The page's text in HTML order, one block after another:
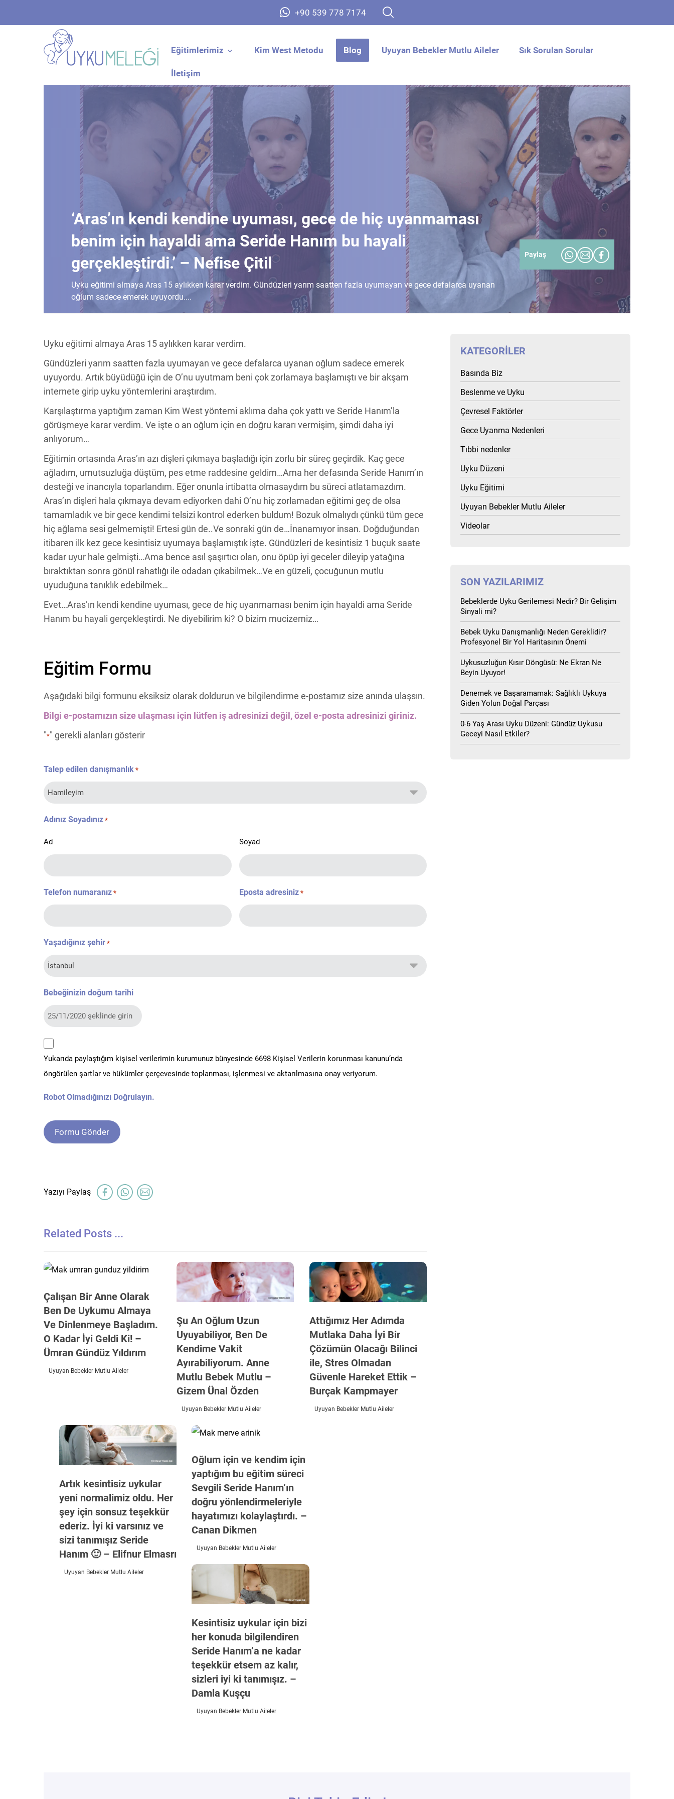
+90 539 778 7174
Eğitimlerimiz Kim West Metodu Blog Uyuyan Bebekler Mutlu Aileler Sık Sorulan Sorular
İletişim
‘Aras’ın kendi kendine uyuması, gece de hiç uyanmaması
benim için hayaldi ama Seride Hanım bu hayali
gerçekleştirdi.’ – Nefise Çitil
Uyku eğitimi almaya Aras 15 aylıkken karar verdim. Gündüzleri yarım saatten fazla uyumayan ve gece defalarca uyanan
oğlum sadece emerek uyuyordu....
Paylaş
Uyku eğitimi almaya Aras 15 aylıkken karar verdim.
Gündüzleri yarım saatten fazla uyumayan ve gece defalarca uyanan oğlum sadece emerek
uyuyordu. Artık büyüdüğü için de O’nu uyutmam beni çok zorlamaya başlamıştı ve bir akşam
internete girip uyku yöntemlerini araştırdım.
Karşılaştırma yaptığım zaman Kim West yöntemi aklıma daha çok yattı ve Seride Hanım’la
görüşmeye karar verdim. Ve işte o an oğlum için en doğru kararı vermişim, şimdi daha iyi
anlıyorum…
Eğitimin ortasında Aras’ın azı dişleri çıkmaya başladığı için zorlu bir süreç geçirdik. Kaç gece
ağladım, umutsuzluğa düştüm, pes etme raddesine geldim…Ama her defasında Seride Hanım’ın
desteği ve inancıyla toparlandım. Eğer onunla irtibatta olmasaydım bu süreci atlatamazdım.
Aras’ın dişleri hala çıkmaya devam ediyorken dahi O’nu hiç zorlamadan eğitimi geç de olsa
tamamladık ve bir gece kendimi telsizi kontrol ederken buldum! Bozuk olmalıydı çünkü tüm gece
hiç ağlama sesi gelmemişti! Ertesi gün de..Ve sonraki gün de…İnanamıyor insan. Doğduğundan
itibaren ilk kez gece kesintisiz uyumaya başlamıştık işte. Gündüzleri de kesintisiz 1 buçuk saate
kadar uyur hale gelmişti…Ama bence asıl şaşırtıcı olan, onu öpüp iyi geceler dileyip yatağına
bıraktıktan sonra gönül rahatlığı ile odadan çıkabilmek…Ve en güzeli, çocuğunun mutlu
uyuduğuna tanıklık edebilmek…
Evet…Aras’ın kendi kendine uyuması, gece de hiç uyanmaması benim için hayaldi ama Seride
Hanım bu hayali gerçekleştirdi. Ne diyebilirim ki? O bizim mucizemiz…
Eğitim Formu
Aşağıdaki bilgi formunu eksiksiz olarak doldurun ve bilgilendirme e-postamız size anında ulaşsın.
Bilgi e-postamızın size ulaşması için lütfen iş adresinizi değil, özel e-posta adresinizi giriniz.
"*" gerekli alanları gösterir
Talep edilen danışmanlık *
Adınız Soyadınız *
Ad Soyad
Telefon numaranız * Eposta adresiniz *
Yaşadığınız şehir *
Bebeğinizin doğum tarihi
kvkk
*
Yukarıda paylaştığım kişisel verilerimin kurumunuz bünyesinde 6698 Kişisel Verilerin korunması kanunu’nda
öngörülen şartlar ve hükümler çerçevesinde toplanması, işlenmesi ve aktarılmasına onay veriyorum.
Robot Olmadığınızı Doğrulayın.
Related Posts ...
Çalışan Bir Anne Olarak
Ben De Uykumu Almaya
Ve Dinlenmeye Başladım.
O Kadar İyi Geldi Ki! –
Ümran Gündüz Yıldırım
Uyuyan Bebekler Mutlu Aileler
Şu An Oğlum Uzun
Uyuyabiliyor, Ben De
Kendime Vakit
Ayırabiliyorum. Anne
Mutlu Bebek Mutlu –
Gizem Ünal Özden
Uyuyan Bebekler Mutlu Aileler
Attığımız Her Adımda
Mutlaka Daha İyi Bir
Çözümün Olacağı Bilinci
ile, Stres Olmadan
Güvenle Hareket Ettik –
Burçak Kampmayer
Uyuyan Bebekler Mutlu Aileler
Artık kesintisiz uykular
yeni normalimiz oldu. Her
şey için sonsuz teşekkür
ederiz. İyi ki varsınız ve
sizi tanımışız Seride
Hanım 🙂 – Elifnur Elmasrı
Uyuyan Bebekler Mutlu Aileler
Oğlum için ve kendim için
yaptığım bu eğitim süreci
Sevgili Seride Hanım’ın
doğru yönlendirmeleriyle
hayatımızı kolaylaştırdı. –
Canan Dikmen
Uyuyan Bebekler Mutlu Aileler
Kesintisiz uykular için bizi
her konuda bilgilendiren
Seride Hanım’a ne kadar
teşekkür etsem az kalır,
sizleri iyi ki tanımışız. –
Damla Kuşçu
Uyuyan Bebekler Mutlu Aileler
KATEGORILER
Basında Biz
Beslenme ve Uyku
Çevresel Faktörler
Gece Uyanma Nedenleri
Tıbbi nedenler
Uyku Düzeni
Uyku Eğitimi
Uyuyan Bebekler Mutlu Aileler
Videolar
SON YAZILARIMIZ
Bebeklerde Uyku Gerilemesi Nedir? Bir Gelişim
Sinyali mi?
Bebek Uyku Danışmanlığı Neden Gereklidir?
Profesyonel Bir Yol Haritasının Önemi
Uykusuzluğun Kısır Döngüsü: Ne Ekran Ne
Beyin Uyuyor!
Denemek ve Başaramamak: Sağlıklı Uykuya
Giden Yolun Doğal Parçası
0-6 Yaş Arası Uyku Düzeni: Gündüz Uykusu
Geceyi Nasıl Etkiler?